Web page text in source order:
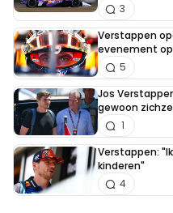
3
Verstappen
evenement
5
Jos
gewoon
1
Verstappen:
kinderen"
4